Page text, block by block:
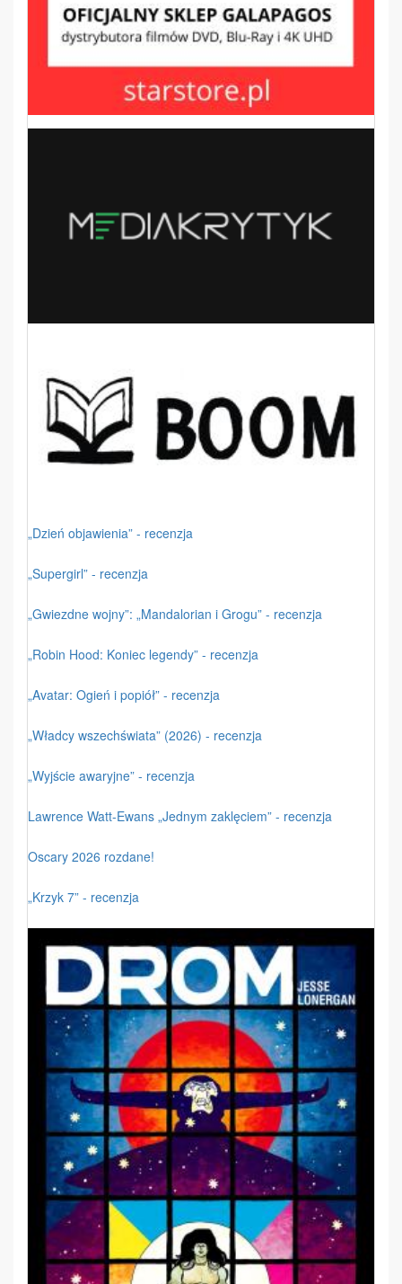
„Dzień objawienia” - recenzja
„Supergirl” - recenzja
„Gwiezdne wojny”: „Mandalorian i Grogu” - recenzja
„Robin Hood: Koniec legendy” - recenzja
„Avatar: Ogień i popiół” - recenzja
„Władcy wszechświata” (2026) - recenzja
„Wyjście awaryjne” - recenzja
Lawrence Watt-Ewans „Jednym zaklęciem” - recenzja
Oscary 2026 rozdane!
„Krzyk 7” - recenzja